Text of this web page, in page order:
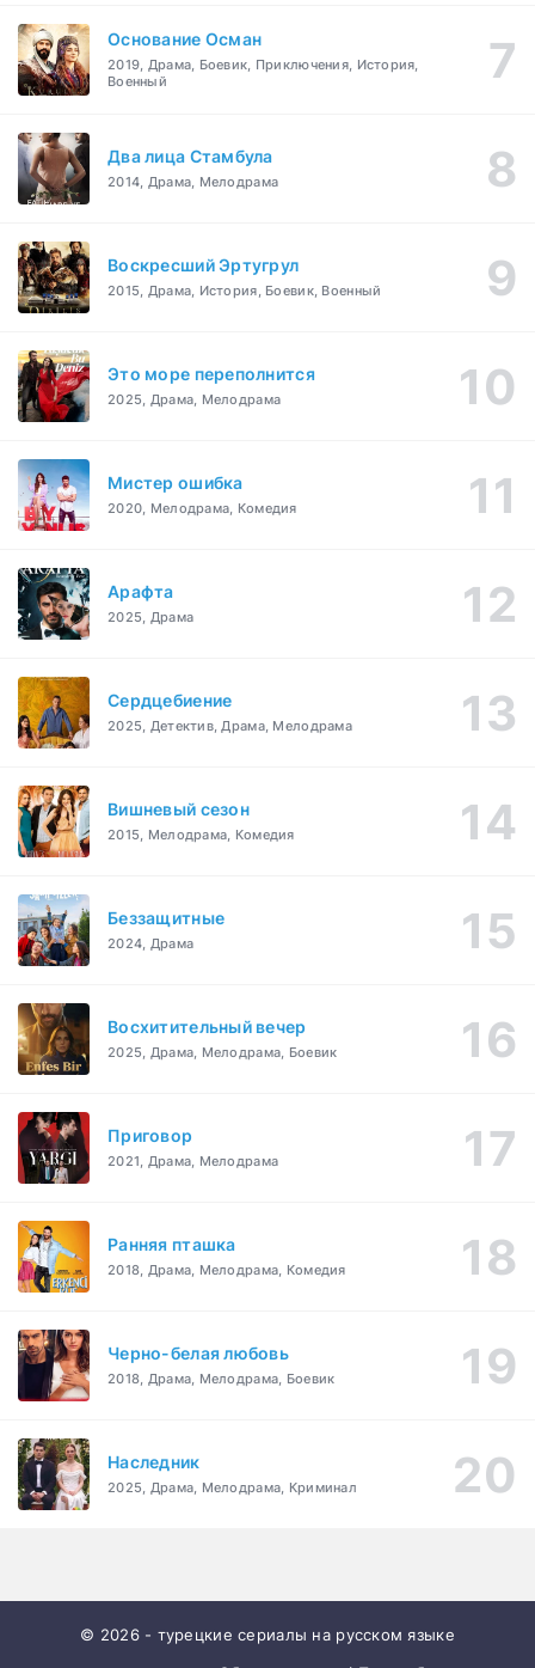
Основание Осман
2019, Драма, Боевик, Приключения, История,
Военный
Два лица Стамбула
2014, Драма, Мелодрама
Воскресший Эртугрул
2015, Драма, История, Боевик, Военный
Это море переполнится
2025, Драма, Мелодрама
Мистер ошибка
2020, Мелодрама, Комедия
Арафта
2025, Драма
Сердцебиение
2025, Детектив, Драма, Мелодрама
Вишневый сезон
2015, Мелодрама, Комедия
Беззащитные
2024, Драма
Восхитительный вечер
2025, Драма, Мелодрама, Боевик
Приговор
2021, Драма, Мелодрама
Ранняя пташка
2018, Драма, Мелодрама, Комедия
Черно-белая любовь
2018, Драма, Мелодрама, Боевик
Наследник
2025, Драма, Мелодрама, Криминал
© 2026 - турецкие сериалы на русском языке